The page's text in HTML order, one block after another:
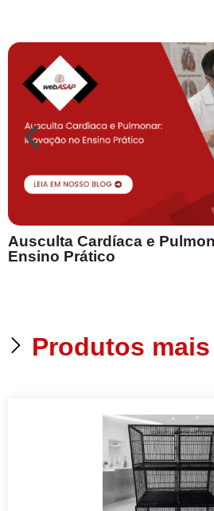
Ausculta Cardíaca e
Ensino Prático
Produtos